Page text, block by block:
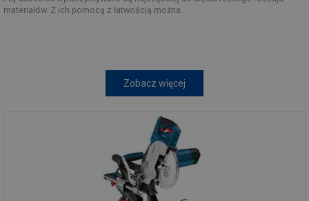
materiałów. Z ich pomocą z łatwością można...
Zobacz więcej